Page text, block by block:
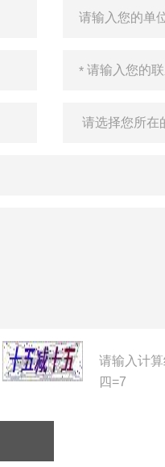
请输入计
四=7